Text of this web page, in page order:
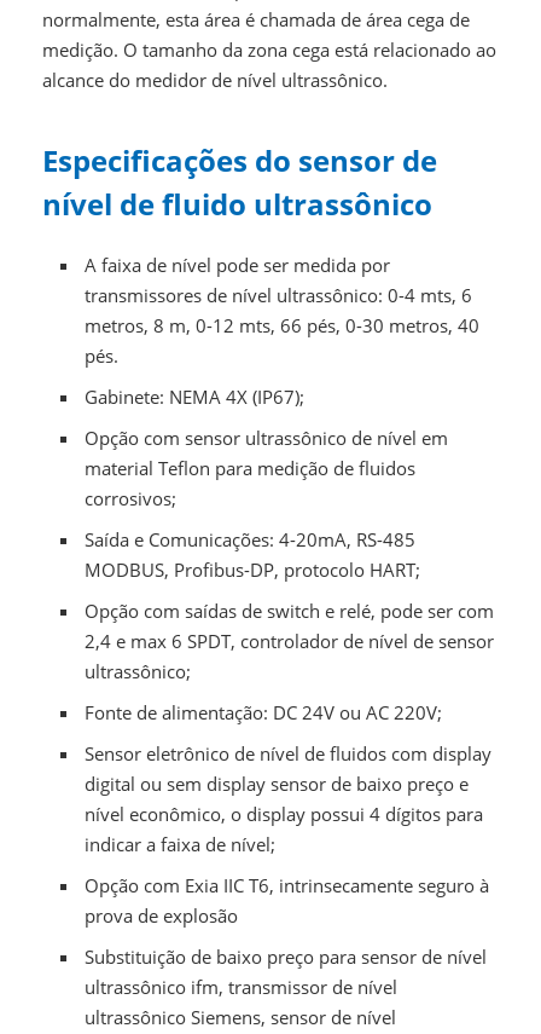
normalmente, esta área é chamada de área cega de
medição. O tamanho da zona cega está relacionado ao
alcance do medidor de nível ultrassônico.
Especificações do sensor de
nível de fluido ultrassônico
A faixa de nível pode ser medida por
transmissores de nível ultrassônico: 0-4 mts, 6
metros, 8 m, 0-12 mts, 66 pés, 0-30 metros, 40
pés.
Gabinete: NEMA 4X (IP67);
Opção com sensor ultrassônico de nível em
material Teflon para medição de fluidos
corrosivos;
Saída e Comunicações: 4-20mA, RS-485
MODBUS, Profibus-DP, protocolo HART;
Opção com saídas de switch e relé, pode ser com
2,4 e max 6 SPDT, controlador de nível de sensor
ultrassônico;
Fonte de alimentação: DC 24V ou AC 220V;
Sensor eletrônico de nível de fluidos com display
digital ou sem display sensor de baixo preço e
nível econômico, o display possui 4 dígitos para
indicar a faixa de nível;
Opção com Exia IIC T6, intrinsecamente seguro à
prova de explosão
Substituição de baixo preço para sensor de nível
ultrassônico ifm, transmissor de nível
ultrassônico Siemens, sensor de nível